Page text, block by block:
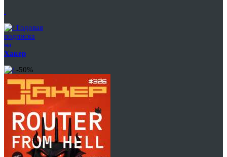
Годовая
подписка
на
Хакер
-50%